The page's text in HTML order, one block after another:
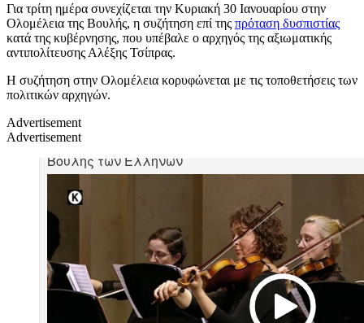
Για τρίτη ημέρα συνεχίζεται την Κυριακή 30 Ιανουαρίου στην
Ολομέλεια της Βουλής, η συζήτηση επί της πρόταση δυσπιστίας
κατά της κυβέρνησης, που υπέβαλε ο αρχηγός της αξιωματικής
αντιπολίτευσης Αλέξης Τσίπρας.
Η συζήτηση στην Ολομέλεια κορυφώνεται με τις τοποθετήσεις των
πολιτικών αρχηγών.
Advertisement
Advertisement